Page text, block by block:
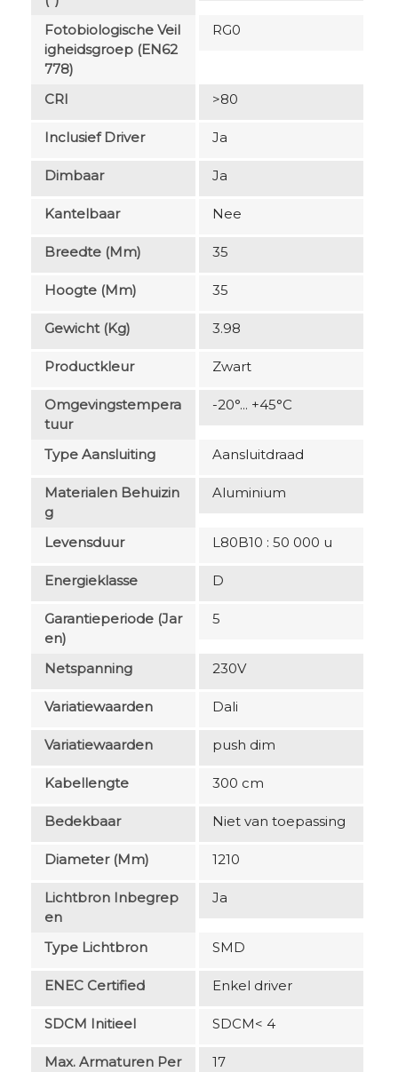
Fotobiologische Veil
Igheidsgroep (EN62
778)
RG0
CRI >80
Inclusief Driver Ja
Dimbaar Ja
Kantelbaar Nee
Breedte (mm) 35
Hoogte (mm) 35
Gewicht (kg) 3.98
Productkleur Zwart
Omgevingstempera
Tuur
-20°... +45°C
Type Aansluiting Aansluitdraad
Materialen Behuizin
G
Aluminium
Levensduur L80B10 : 50 000 u
Energieklasse D
Garantieperiode (jar
En)
5
Netspanning 230V
Variatiewaarden Dali
Variatiewaarden push dim
Kabellengte 300 cm
Bedekbaar Niet van toepassing
Diameter (mm) 1210
Lichtbron Inbegrep
En
Ja
Type Lichtbron SMD
ENEC Certified Enkel driver
SDCM Initieel SDCM< 4
Max. Armaturen Per
17